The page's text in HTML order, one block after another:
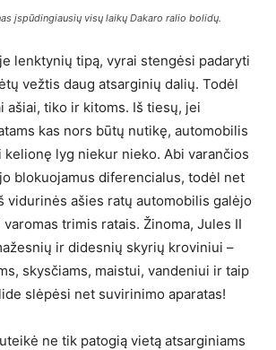
įspūdingiausių visų laikų Dakaro ralio bolidų.
lenktynių tipą, vyrai stengėsi padaryti
vežtis daug atsarginių dalių. Todėl
ašiai, tiko ir kitoms. Iš tiesų, jei
kas nors būtų nutikę, automobilis
lyg niekur nieko. Abi varančios
blokuojamus diferencialus, todėl net
vidurinės ašies ratų automobilis galėjo
trimis ratais. Žinoma, Jules II
ir didesnių skyrių kroviniui –
skysčiams, maistui, vandeniui ir taip
slėpėsi net suvirinimo aparatas!
ne tik patogią vietą atsarginiams